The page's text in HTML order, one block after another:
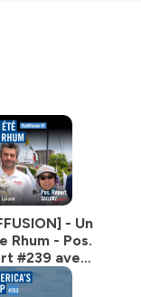
- Un
Rhum - Pos.
#239 avec
Loison